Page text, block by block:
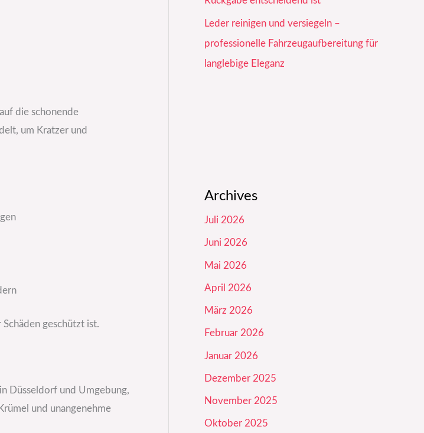
die schonende
um Kratzer und
geschützt ist.
Düsseldorf und Umgebung,
und unangenehme
Leder reinigen und versiegeln –
professionelle Fahrzeugaufbereitung für
langlebige Eleganz
Archives
Juli 2026
Juni 2026
Mai 2026
April 2026
März 2026
Februar 2026
Januar 2026
Dezember 2025
November 2025
Oktober 2025